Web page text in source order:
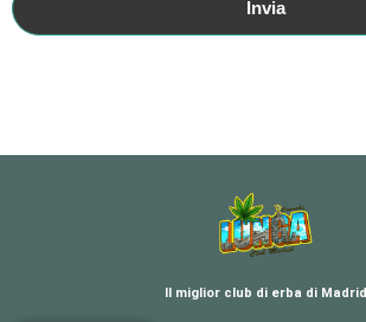
Il miglior club di erba di Madrid